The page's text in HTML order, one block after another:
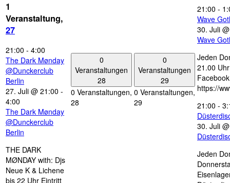
1
Veranstaltung,
27
21:00 - 4:00
The Dark Mønday
@Dunckerclub
Berlin
27. Juli @ 21:00 -
4:00
The Dark Mønday
@Dunckerclub
Berlin
THE DARK
MØNDAY with: Djs
Neue K & Lichene
bis 22 Uhr Eintritt
0
Veranstaltungen
28
0 Veranstaltungen,
28
0
Veranstaltungen
29
0 Veranstaltungen,
29
21:00 -
Wave
30. Juli
Wave
Jeden
21.00
https://
21:00 -
30. Juli
Jeden